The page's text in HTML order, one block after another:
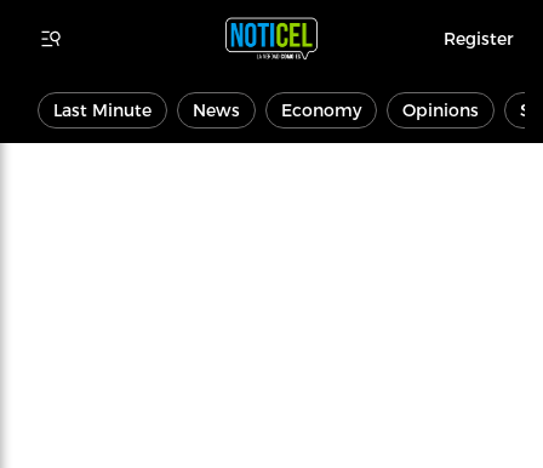
Register
Last Minute News Economy Opinions